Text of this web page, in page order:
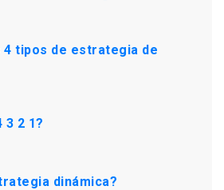
4 tipos de estrategia de
3 2 1?
dinámica?